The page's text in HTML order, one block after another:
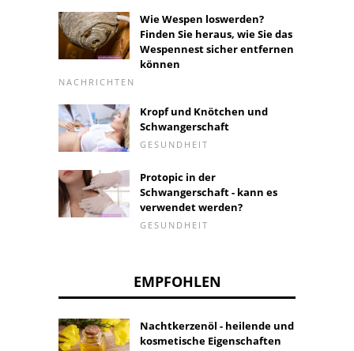
Wie Wespen loswerden?
Finden Sie heraus, wie Sie das
Wespennest sicher entfernen
können
NACHRICHTEN
Kropf und Knötchen und
Schwangerschaft
GESUNDHEIT
Protopic in der
Schwangerschaft - kann es
verwendet werden?
GESUNDHEIT
EMPFOHLEN
Nachtkerzenöl - heilende und
kosmetische Eigenschaften